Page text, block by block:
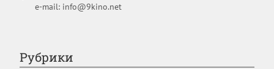
e-mail: info@9kino.net
Рубрики